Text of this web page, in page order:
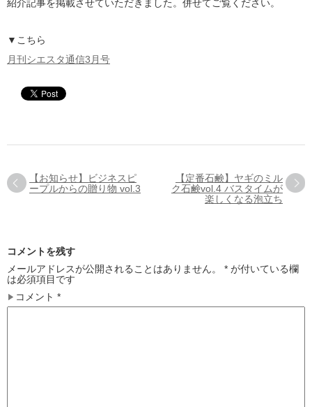
紹介記事を掲載させていただきました。併せてご覧ください。
▼こちら
月刊シエスタ通信3月号
【お知らせ】ビジネスピ
ープルからの贈り物 vol.3
【定番石鹸】ヤギのミル
ク石鹸vol.4 バスタイムが
楽しくなる泡立ち
コメントを残す
メールアドレスが公開されることはありません。
* が付いている欄
は必須項目です
コメント *